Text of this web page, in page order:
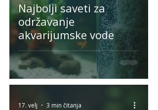
Najbolji saveti za
održavanje
akvarijumske vode
17. velj 3 min čitanja